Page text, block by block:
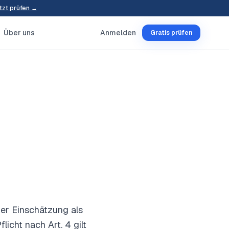
prüfen →
Über uns Anmelden Gratis prüfen
Einschätzung als
nach Art. 4 gilt